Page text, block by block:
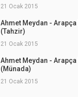
21 Ocak 2015
Ahmet Meydan -
(Tahzir)
21 Ocak 2015
Ahmet Meydan -
(Münada)
21 Ocak 2015